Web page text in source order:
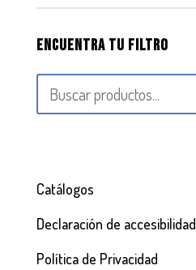
Encuentra tu filtro
Catálogos
Declaración de accesibilidad
Política de Privacidad